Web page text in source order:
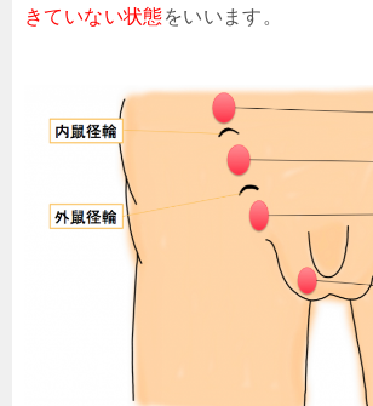
きていない状態をいいます。